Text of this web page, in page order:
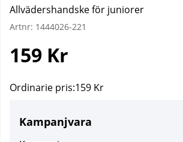
Allvädershandske för juniorer
Artnr: 1444026-221
159 Kr
Ordinarie pris:159 Kr
Kampanjvara